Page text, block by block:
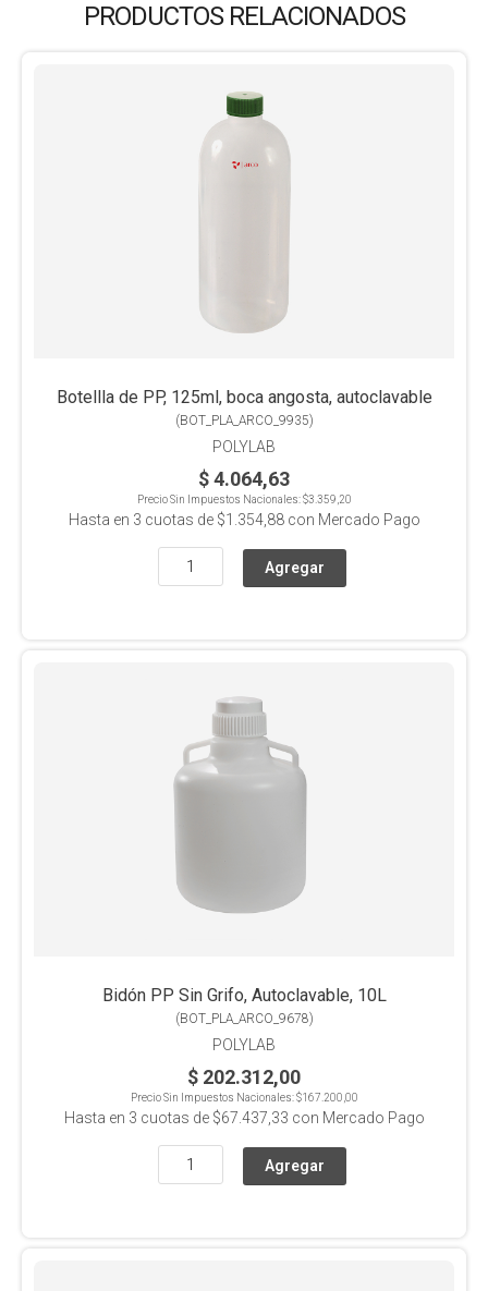
PRODUCTOS RELACIONADOS
Botellla de PP, 125ml, boca angosta, autoclavable
(BOT_PLA_ARCO_9935)
POLYLAB
$ 4.064,63
Precio Sin Impuestos Nacionales:$3.359,20
Hasta en 3 cuotas de $1.354,88con Mercado Pago
Bidón PP Sin Grifo, Autoclavable, 10L
(BOT_PLA_ARCO_9678)
POLYLAB
$ 202.312,00
Precio Sin Impuestos Nacionales:$167.200,00
Hasta en 3 cuotas de $67.437,33 con Mercado Pago